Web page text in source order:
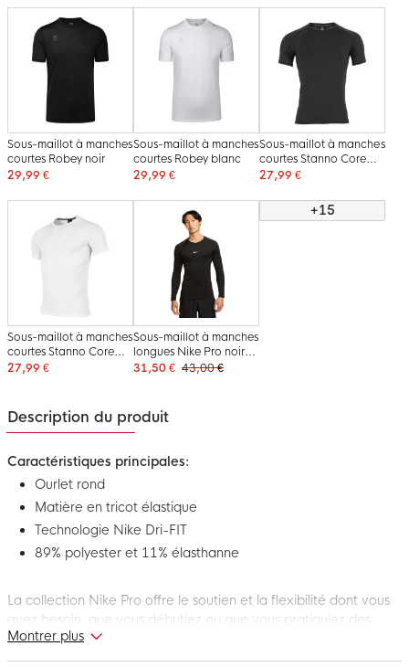
Sous-maillot à manches
courtes Robey noir
29,99 €
Sous-maillot à manches
courtes Robey blanc
29,99 €
Sous-maillot à manches
courtes Stanno Core
noir
27,99 €
Sous-maillot à manches
courtes Stanno Core
blanc
27,99 €
Sous-maillot à manches
longues Nike Pro noir
blanc
31,50 € 43,00 €
+15
Description du produit
Caractéristiques principales:
Ourlet rond
Matière en tricot élastique
Technologie Nike Dri-FIT
89% polyester et 11% élasthanne
La collection Nike Pro offre le soutien et la flexibilité dont vous
avez besoin, que vous débutiez ou que vous pratiquiez des
entraînements de haute intensité. Ce sous-maillot à manches
courtes Nike Pro noir est souple et extensible, parfait pour votre
Montrer plus